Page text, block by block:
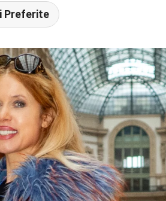
Preferite